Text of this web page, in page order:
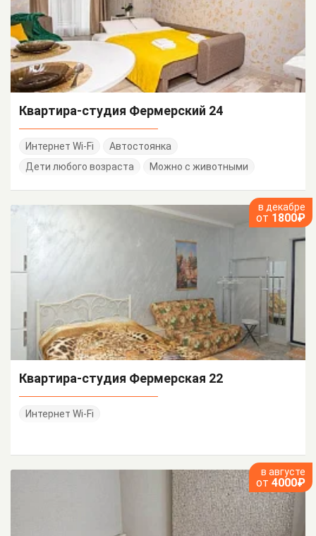
Квартира-студия Фермерский 24
Интернет Wi-Fi
Автостоянка
Дети любого возраста
Можно с животными
в декабре
от 1800₽
Квартира-студия Фермерская 22
Интернет Wi-Fi
в августе
от 4000₽